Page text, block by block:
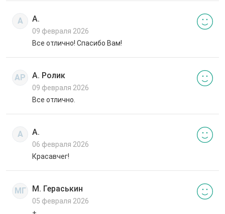
А А.
09 февраля 2026
Все отлично! Спасибо Вам!
АР А. Ролик
09 февраля 2026
Все отлично.
А А.
06 февраля 2026
Красавчег!
МГ М. Гераськин
05 февраля 2026